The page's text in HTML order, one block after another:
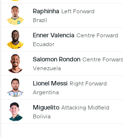
Raphinha Left Forward
Brazil
Enner Valencia Centre Forward
Ecuador
Salomon Rondon Centre Forward
Venezuela
Lionel Messi Right Forward
Argentina
Miguelito Attacking Midfield
Bolivia